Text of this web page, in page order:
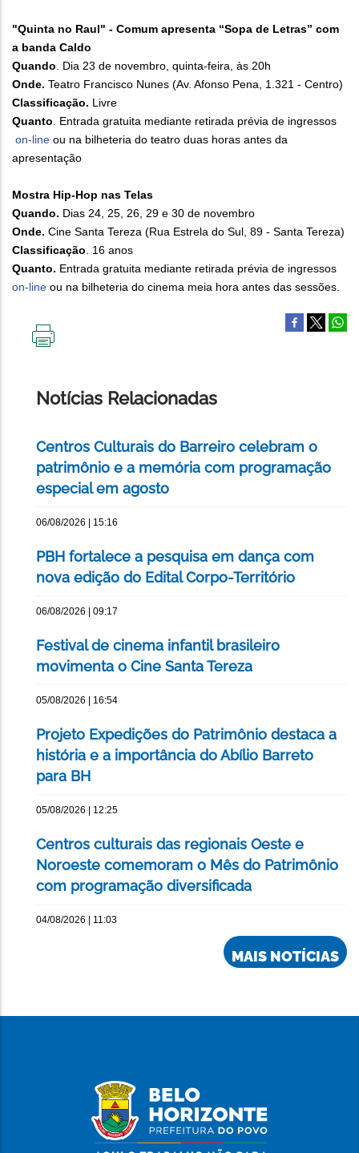
"Quinta no Raul" - Comum apresenta “Sopa de Letras” com
a banda Caldo
Quando. Dia 23 de novembro, quinta-feira, às 20h
Onde. Teatro Francisco Nunes (Av. Afonso Pena, 1.321 - Centro)
Classificação. Livre
Quanto. Entrada gratuita mediante retirada prévia de ingressos
on-line ou na bilheteria do teatro duas horas antes da
apresentação
Mostra Hip-Hop nas Telas
Quando. Dias 24, 25, 26, 29 e 30 de novembro
Onde. Cine Santa Tereza (Rua Estrela do Sul, 89 - Santa Tereza)
Classificação. 16 anos
Quanto. Entrada gratuita mediante retirada prévia de ingressos
on-line ou na bilheteria do cinema meia hora antes das sessões.
Notícias Relacionadas
Centros Culturais do Barreiro celebram o
patrimônio e a memória com programação
especial em agosto
06/08/2026 | 15:16
PBH fortalece a pesquisa em dança com
nova edição do Edital Corpo-Território
06/08/2026 | 09:17
Festival de cinema infantil brasileiro
movimenta o Cine Santa Tereza
05/08/2026 | 16:54
Projeto Expedições do Patrimônio destaca a
história e a importância do Abílio Barreto
para BH
05/08/2026 | 12:25
Centros culturais das regionais Oeste e
Noroeste comemoram o Mês do Patrimônio
com programação diversificada
04/08/2026 | 11:03
MAIS NOTÍCIAS